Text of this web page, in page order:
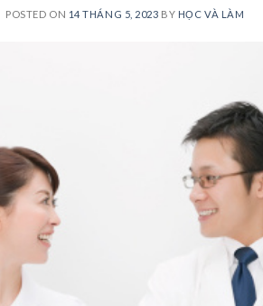
POSTED ON 14 THÁNG 5, 2023 BY HỌC VÀ LÀM